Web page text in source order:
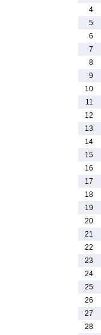
4
5
6
7
8
9
10
11
12
13
14
15
16
17
18
19
20
21
22
23
24
25
26
27
28